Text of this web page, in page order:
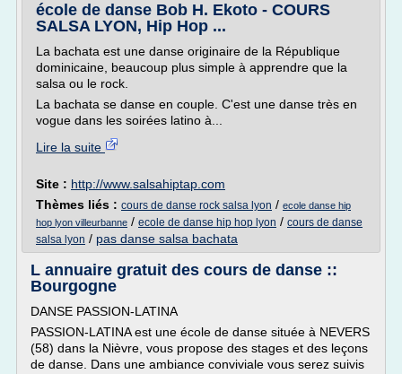
école de danse Bob H. Ekoto - COURS
SALSA LYON, Hip Hop ...
La bachata est une danse originaire de la République
dominicaine, beaucoup plus simple à apprendre que la
salsa ou le rock.
La bachata se danse en couple. C'est une danse très en
vogue dans les soirées latino à...
Lire la suite
Site : http://www.salsahiptap.com
Thèmes liés : cours de danse rock salsa lyon / ecole danse hip
hop lyon villeurbanne / ecole de danse hip hop lyon / cours de danse
salsa lyon / pas danse salsa bachata
L annuaire gratuit des cours de danse ::
Bourgogne
DANSE PASSION-LATINA
PASSION-LATINA est une école de danse située à NEVERS
(58) dans la Nièvre, vous propose des stages et des leçons
de danse. Dans une ambiance conviviale vous serez suivis